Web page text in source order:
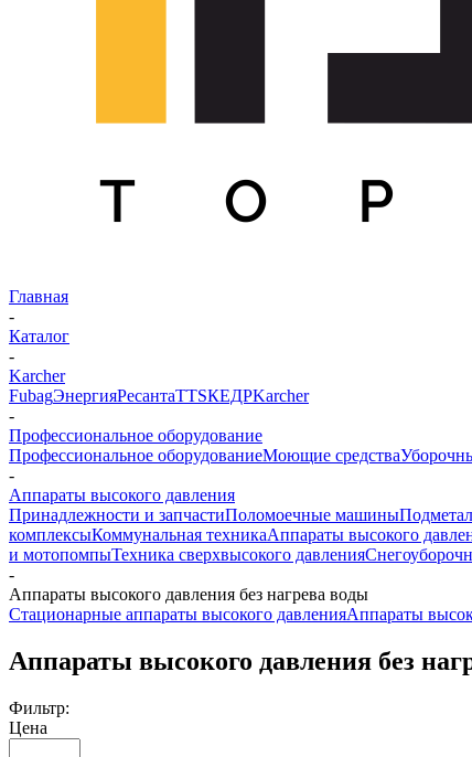
Главная
-
Каталог
-
Karcher
FubagЭнергияРесантаTTSКЕДРKarcher
-
Профессиональное оборудование
Профессиональное оборудованиеМоющие средства
-
Аппараты высокого давления
Принадлежности и запчастиПоломоечные машины
комплексыКоммунальная техникаАппараты высокого
и мотопомпыТехника сверхвысокого давления
-
Аппараты высокого давления без нагрева воды
Стационарные аппараты высокого давленияАппараты
Аппараты высокого давления без
Фильтр:
Цена